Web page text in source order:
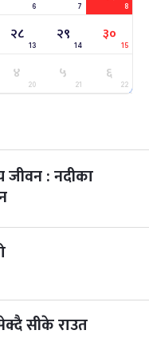
७ महिना बाँकी
७ महिना बाँकी
७ महिना बाँकी
6 7 8
२८
13
२९
14
३०
15
४
20
५
21
६
22
जीवन : नदीका
सीके राउत